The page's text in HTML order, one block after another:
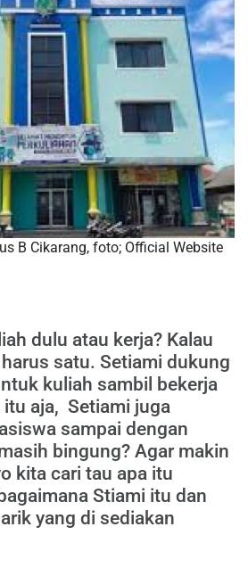
B Cikarang, foto; Official Website
dulu atau kerja? Kalau
satu. Setiami dukung
kuliah sambil bekerja
aja, Setiami juga
sampai dengan
bingung? Agar makin
kita cari tau apa itu
Stiami itu dan
yang di sediakan